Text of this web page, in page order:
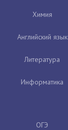
Химия
Английский язык
Литература
Информатика
ОГЭ